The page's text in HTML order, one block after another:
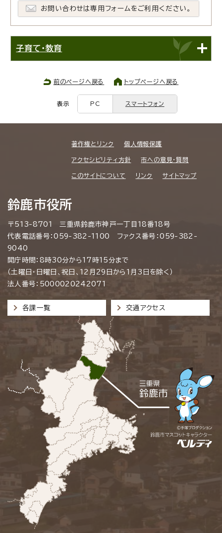
お問い合わせは専用フォームをご利用ください。
子育て・教育
前のページへ戻る トップページへ戻る
表示 PC スマートフォン
著作権とリンク 個人情報保護
アクセシビリティ方針 市への意見・質問
このサイトについて リンク サイトマップ
鈴鹿市役所
〒513-8701 三重県鈴鹿市神戸一丁目18番18号
代表電話番号：059-382-1100 ファクス番号：059-382-
9040
開庁時間：8時30分から17時15分まで
（土曜日・日曜日、祝日、12月29日から1月3日を除く）
法人番号：5000020242071
各課一覧 交通アクセス